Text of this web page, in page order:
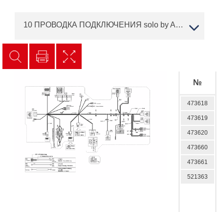
10 ПРОВОДКА ПОДКЛЮЧЕНИЯ solo by AL-KO трактор T 20-105.6 HD V2 Артикул: 127371 с 12/2015 по 10/2016 года
№
473618
473619
473620
473660
473661
521363